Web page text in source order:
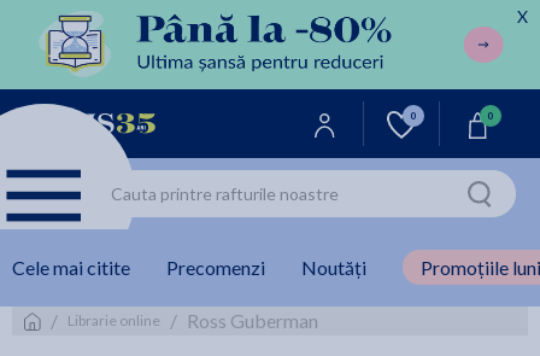
X
0 0
Cele mai citite Precomenzi Noutăți Promoțiile
/ Librarie online / Ross Guberman